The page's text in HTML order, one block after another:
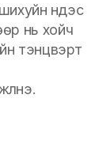
үндэс
нь хойч
тэнцвэрт